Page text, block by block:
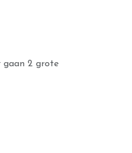
gaan 2 grote